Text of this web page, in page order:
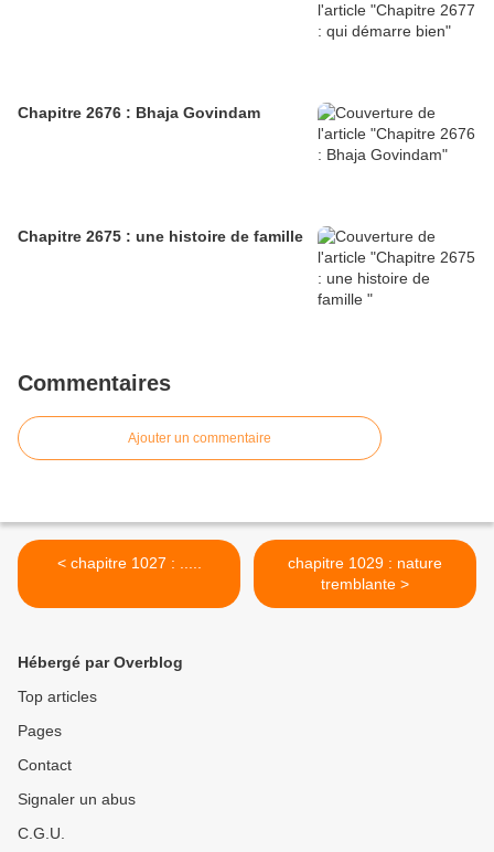
Chapitre 2676 : Bhaja Govindam
Chapitre 2675 : une histoire de famille
Commentaires
Ajouter un commentaire
< chapitre 1027 : .....
chapitre 1029 : nature
tremblante >
Hébergé par Overblog
Top articles
Pages
Contact
Signaler un abus
C.G.U.